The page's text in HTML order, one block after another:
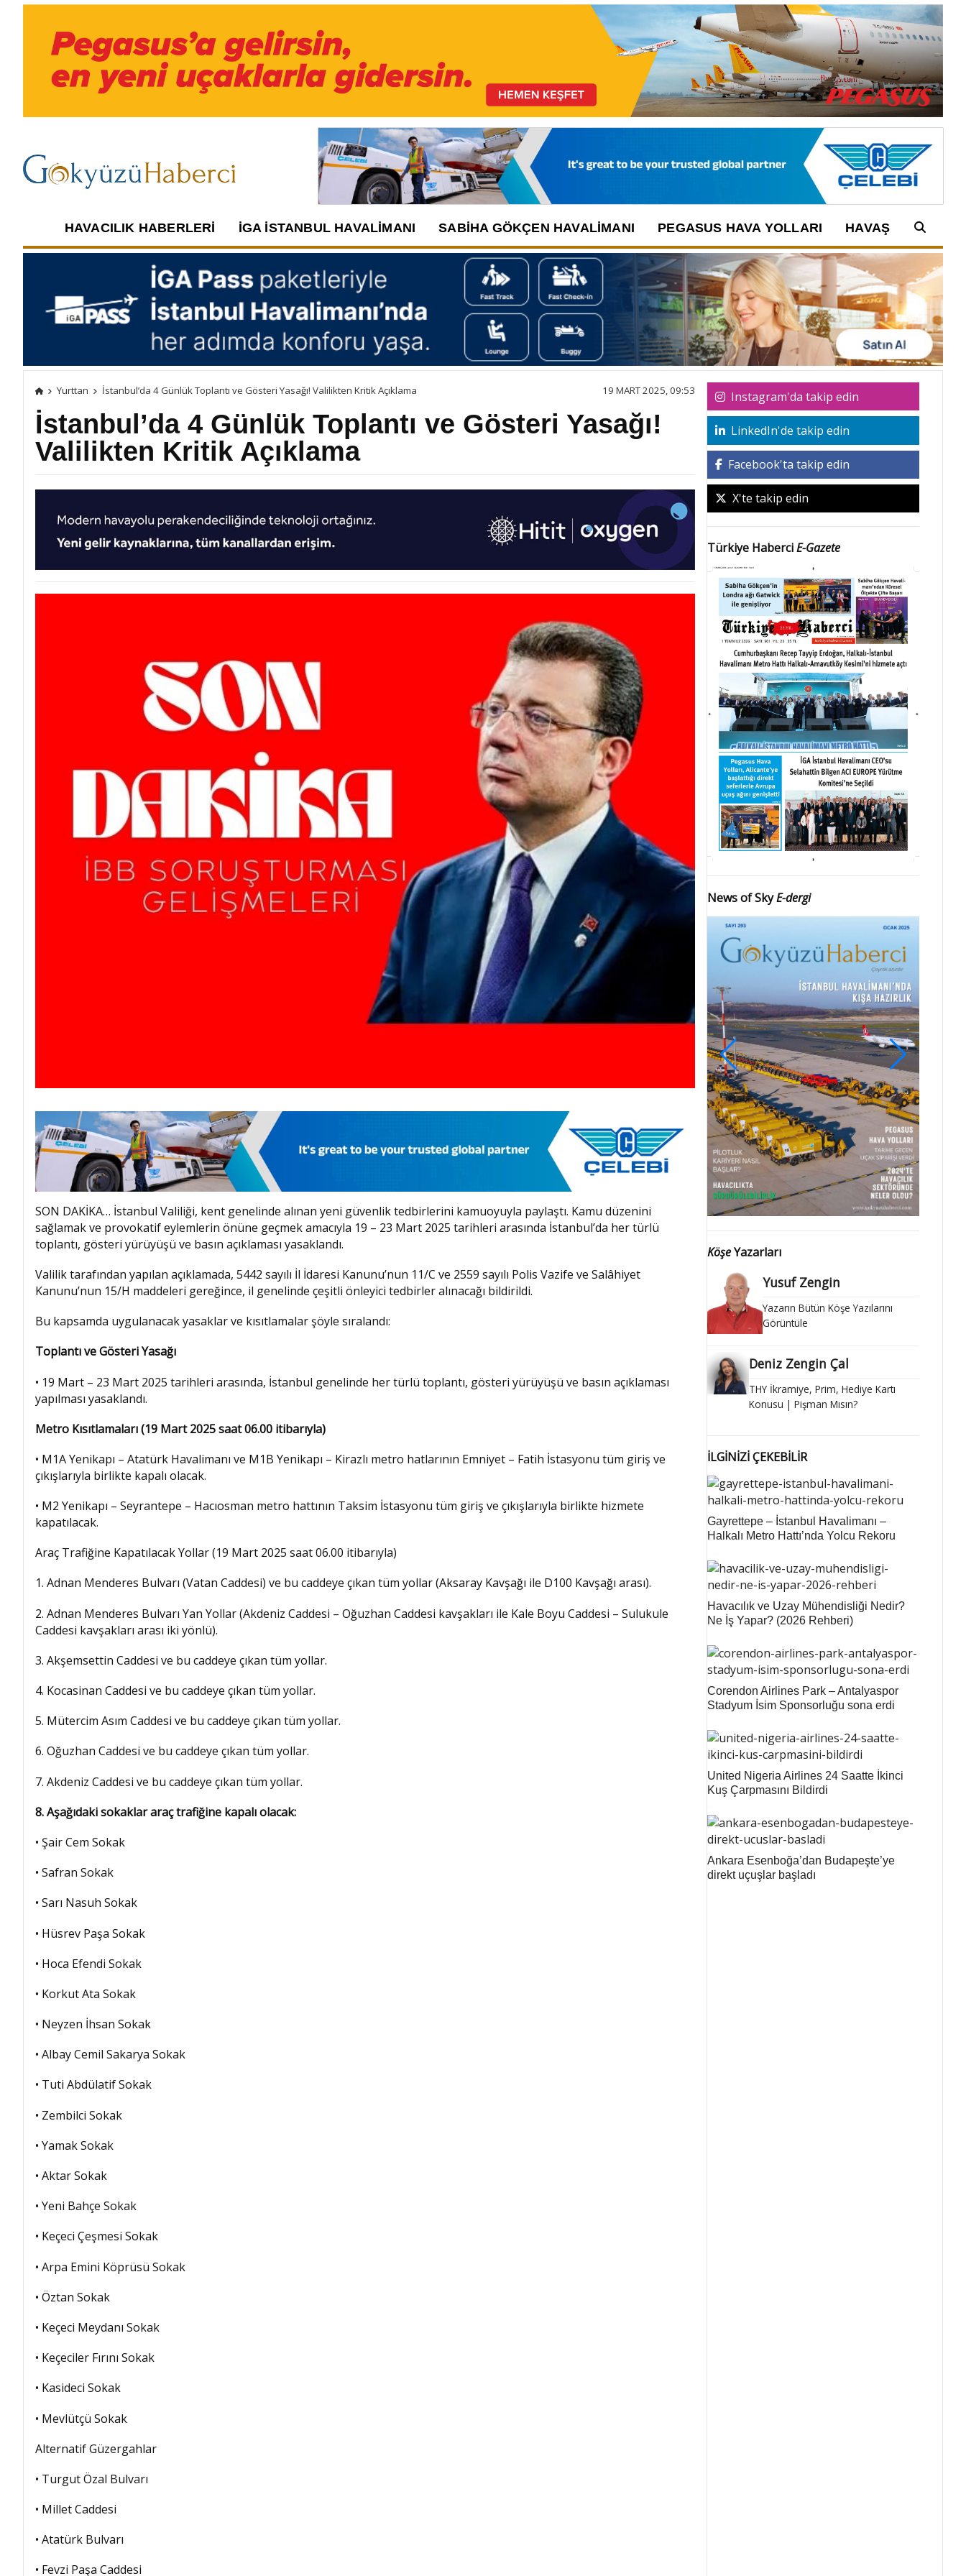
HAVACILIK HABERLERI İGA İSTANBUL HAVALIMANI SABIHA GÖKÇEN HAVALIMANI PEGASUS HAVA YOLLARI HAVAŞ
Arama:
Yurttan İstanbul’da 4 Günlük Toplantı ve Gösteri Yasağı! Valilikten Kritik Açıklama 19 MART 2025, 09:53
İstanbul’da 4 Günlük Toplantı ve Gösteri Yasağı!
Valilikten Kritik Açıklama
SON DAKİKA… İstanbul Valiliği, kent genelinde alınan yeni güvenlik tedbirlerini kamuoyuyla paylaştı. Kamu düzenini
sağlamak ve provokatif eylemlerin önüne geçmek amacıyla 19 – 23 Mart 2025 tarihleri arasında İstanbul’da her türlü
toplantı, gösteri yürüyüşü ve basın açıklaması yasaklandı.
Valilik tarafından yapılan açıklamada, 5442 sayılı İl İdaresi Kanunu’nun 11/C ve 2559 sayılı Polis Vazife ve Salâhiyet
Kanunu’nun 15/H maddeleri gereğince, il genelinde çeşitli önleyici tedbirler alınacağı bildirildi.
Bu kapsamda uygulanacak yasaklar ve kısıtlamalar şöyle sıralandı:
Toplantı ve Gösteri Yasağı
• 19 Mart – 23 Mart 2025 tarihleri arasında, İstanbul genelinde her türlü toplantı, gösteri yürüyüşü ve basın açıklaması
yapılması yasaklandı.
Metro Kısıtlamaları (19 Mart 2025 saat 06.00 itibarıyla)
• M1A Yenikapı – Atatürk Havalimanı ve M1B Yenikapı – Kirazlı metro hatlarının Emniyet – Fatih İstasyonu tüm giriş ve
çıkışlarıyla birlikte kapalı olacak.
• M2 Yenikapı – Seyrantepe – Hacıosman metro hattının Taksim İstasyonu tüm giriş ve çıkışlarıyla birlikte hizmete
kapatılacak.
Araç Trafiğine Kapatılacak Yollar (19 Mart 2025 saat 06.00 itibarıyla)
1. Adnan Menderes Bulvarı (Vatan Caddesi) ve bu caddeye çıkan tüm yollar (Aksaray Kavşağı ile D100 Kavşağı arası).
2. Adnan Menderes Bulvarı Yan Yollar (Akdeniz Caddesi – Oğuzhan Caddesi kavşakları ile Kale Boyu Caddesi – Sulukule
Caddesi kavşakları arası iki yönlü).
3. Akşemsettin Caddesi ve bu caddeye çıkan tüm yollar.
4. Kocasinan Caddesi ve bu caddeye çıkan tüm yollar.
5. Mütercim Asım Caddesi ve bu caddeye çıkan tüm yollar.
6. Oğuzhan Caddesi ve bu caddeye çıkan tüm yollar.
7. Akdeniz Caddesi ve bu caddeye çıkan tüm yollar.
8. Aşağıdaki sokaklar araç trafiğine kapalı olacak:
• Şair Cem Sokak
• Safran Sokak
• Sarı Nasuh Sokak
• Hüsrev Paşa Sokak
• Hoca Efendi Sokak
• Korkut Ata Sokak
• Neyzen İhsan Sokak
• Albay Cemil Sakarya Sokak
• Tuti Abdülatif Sokak
• Zembilci Sokak
• Yamak Sokak
• Aktar Sokak
• Yeni Bahçe Sokak
• Keçeci Çeşmesi Sokak
• Arpa Emini Köprüsü Sokak
• Öztan Sokak
• Keçeci Meydanı Sokak
• Keçeciler Fırını Sokak
• Kasideci Sokak
• Mevlütçü Sokak
Alternatif Güzergahlar
• Turgut Özal Bulvarı
• Millet Caddesi
• Atatürk Bulvarı
• Fevzi Paşa Caddesi
Instagram'da takip edin
LinkedIn'de takip edin
Facebook'ta takip edin
X'te takip edin
Türkiye HaberciE-Gazete
News of SkyE-dergi
KöşeYazarları
Yusuf Zengin
Yazarın Bütün Köşe Yazılarını
Görüntüle
Deniz Zengin Çal
THY İkramiye, Prim, Hediye Kartı
Konusu | Pişman Mısın?
İLGİNİZİ ÇEKEBİLİR
Gayrettepe – İstanbul Havalimanı –
Halkalı Metro Hattı’nda Yolcu Rekoru
Havacılık ve Uzay Mühendisliği Nedir?
Ne İş Yapar? (2026 Rehberi)
Corendon Airlines Park – Antalyaspor
Stadyum İsim Sponsorluğu sona erdi
United Nigeria Airlines 24 Saatte İkinci
Kuş Çarpmasını Bildirdi
Ankara Esenboğa’dan Budapeşte’ye
direkt uçuşlar başladı